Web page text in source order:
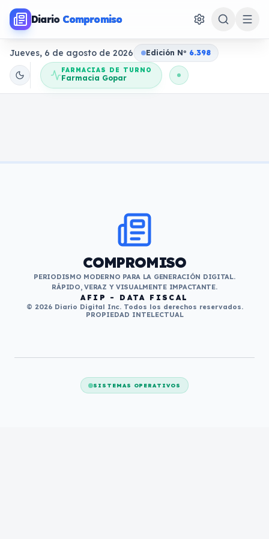
Diario Compromiso
Jueves, 6 de agosto de 2026 Edición No 6.398
FARMACIAS DE TURNO
Farmacia Gopar
COMPROMISO
PERIODISMO MODERNO PARA LA GENERACIÓN DIGITAL.
RÁPIDO, VERAZ Y VISUALMENTE IMPACTANTE.
AFIP - DATA FISCAL
© 2026 Diario Digital Inc. Todos los derechos reservados.
PROPIEDAD INTELECTUAL
SISTEMAS OPERATIVOS